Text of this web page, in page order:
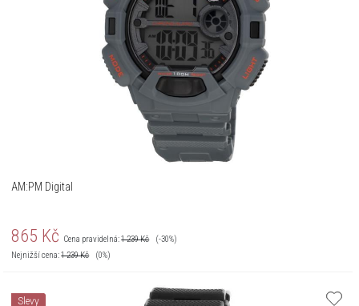
AM:PM Digital
865 Kč Cena pravidelná:1 239Kč
(-30%)
Nejnižší cena:1 239Kč (0%)
Slevy